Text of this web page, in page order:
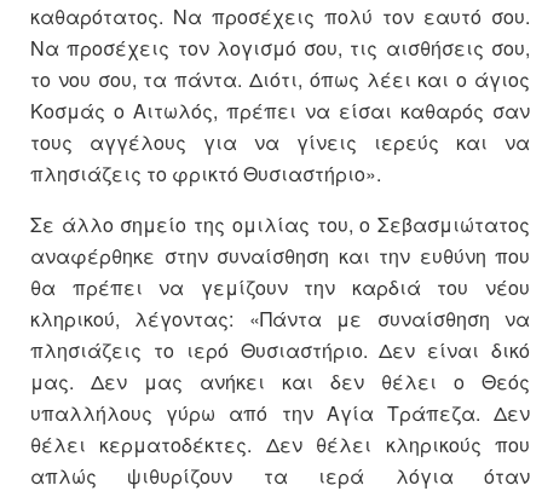
καθαρότατος. Να προσέχεις πολύ τον εαυτό σου.
Να προσέχεις τον λογισμό σου, τις αισθήσεις σου,
το νου σου, τα πάντα. Διότι, όπως λέει και ο άγιος
Κοσμάς ο Αιτωλός, πρέπει να είσαι καθαρός σαν
τους αγγέλους για να γίνεις ιερεύς και να
πλησιάζεις το φρικτό Θυσιαστήριο».
Σε άλλο σημείο της ομιλίας του, ο Σεβασμιώτατος
αναφέρθηκε στην συναίσθηση και την ευθύνη που
θα πρέπει να γεμίζουν την καρδιά του νέου
κληρικού, λέγοντας: «Πάντα με συναίσθηση να
πλησιάζεις το ιερό Θυσιαστήριο. Δεν είναι δικό
μας. Δεν μας ανήκει και δεν θέλει ο Θεός
υπαλλήλους γύρω από την Αγία Τράπεζα. Δεν
θέλει κερματοδέκτες. Δεν θέλει κληρικούς που
απλώς ψιθυρίζουν τα ιερά λόγια όταν